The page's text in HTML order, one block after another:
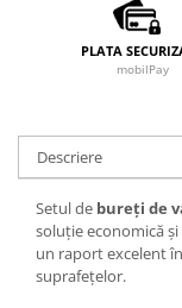
PLATA
mobilPay
Descriere
Setul de bureți de
soluție economică
un raport excelent
suprafețelor.